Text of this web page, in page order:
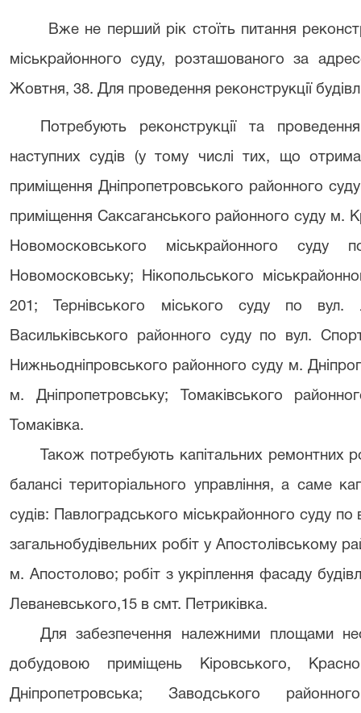
Вже не перший рік стоїть питання
міськрайонного суду, розташованого за
Жовтня, 38. Для проведення реконструкції
Потребують реконструкції та
наступних судів (у тому числі тих, що
приміщення Дніпропетровського районного
приміщення Саксаганського районного суду м.
Новомосковського міськрайонного
Новомосковську; Нікопольського
201; Тернівського міського суду по
Васильківського районного суду по вул.
Нижньодніпровського районного суду м.
м. Дніпропетровську; Томаківського
Томаківка.
Також потребують капітальних ремонтних
балансі територіального управління, а саме
судів: Павлоградського міськрайонного суду
загальнобудівельних робіт у Апостолівському
м. Апостолово; робіт з укріплення фасаду
Леваневського,15 в смт. Петриківка.
Для забезпечення належними площами
добудовою приміщень Кіровського,
Дніпропетровська; Заводського